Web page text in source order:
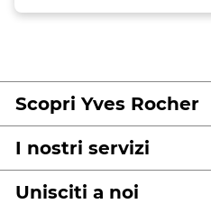
Scopri Yves Rocher
I nostri servizi
Unisciti a noi